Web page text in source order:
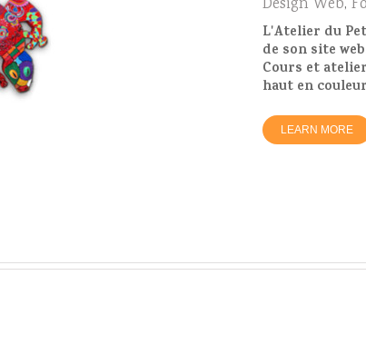
Design Web,
L'Atelier du
de son site
Cours et
haut en
LEARN MORE